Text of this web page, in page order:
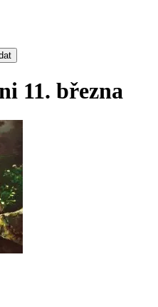
11. března